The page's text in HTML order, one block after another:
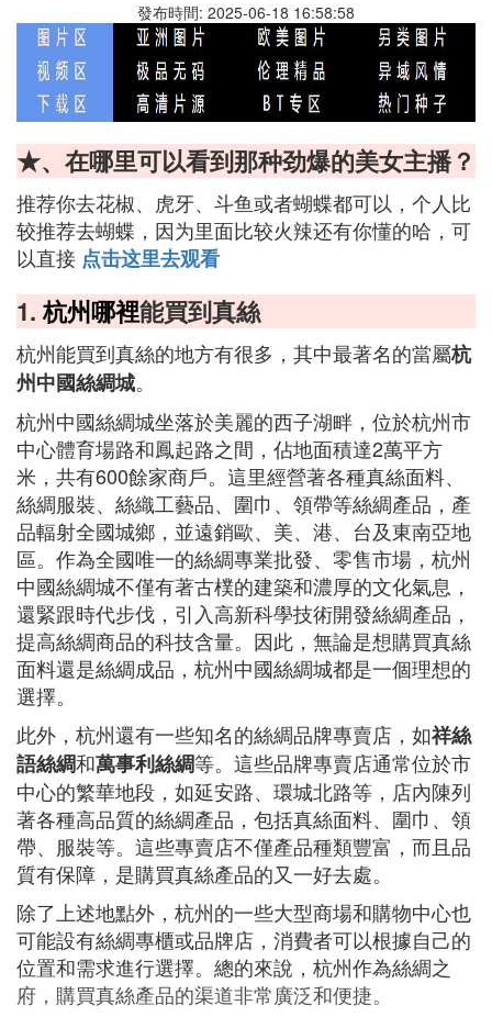
發布時間: 2025-06-18 16:58:58
★、在哪里可以看到那种劲爆的美女主播？
推荐你去花椒、虎牙、斗鱼或者蝴蝶都可以，个人比
较推荐去蝴蝶，因为里面比较火辣还有你懂的哈，可
以直接 点击这里去观看
1.杭州哪裡能買到真絲
杭州能買到真絲的地方有很多，其中最著名的當屬杭
州中國絲綢城。
杭州中國絲綢城坐落於美麗的西子湖畔，位於杭州市
中心體育場路和鳳起路之間，佔地面積達2萬平方
米，共有600餘家商戶。這里經營著各種真絲面料、
絲綢服裝、絲織工藝品、圍巾、領帶等絲綢產品，產
品輻射全國城鄉，並遠銷歐、美、港、台及東南亞地
區。作為全國唯一的絲綢專業批發、零售市場，杭州
中國絲綢城不僅有著古樸的建築和濃厚的文化氣息，
還緊跟時代步伐，引入高新科學技術開發絲綢產品，
提高絲綢商品的科技含量。因此，無論是想購買真絲
面料還是絲綢成品，杭州中國絲綢城都是一個理想的
選擇。
此外，杭州還有一些知名的絲綢品牌專賣店，如祥絲
語絲綢和萬事利絲綢等。這些品牌專賣店通常位於市
中心的繁華地段，如延安路、環城北路等，店內陳列
著各種高品質的絲綢產品，包括真絲面料、圍巾、領
帶、服裝等。這些專賣店不僅產品種類豐富，而且品
質有保障，是購買真絲產品的又一好去處。
除了上述地點外，杭州的一些大型商場和購物中心也
可能設有絲綢專櫃或品牌店，消費者可以根據自己的
位置和需求進行選擇。總的來說，杭州作為絲綢之
府，購買真絲產品的渠道非常廣泛和便捷。